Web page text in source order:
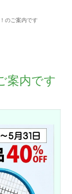
のご案内です
案内です